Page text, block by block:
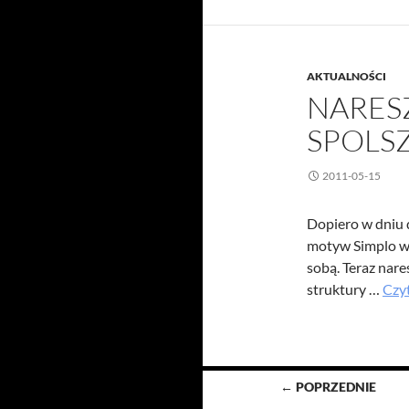
AKTUALNOŚCI
2011-05-15
Dopiero w dniu
motyw Simplo
sobą. Teraz
struktury …
Nawigacja← POPRZEDNIE